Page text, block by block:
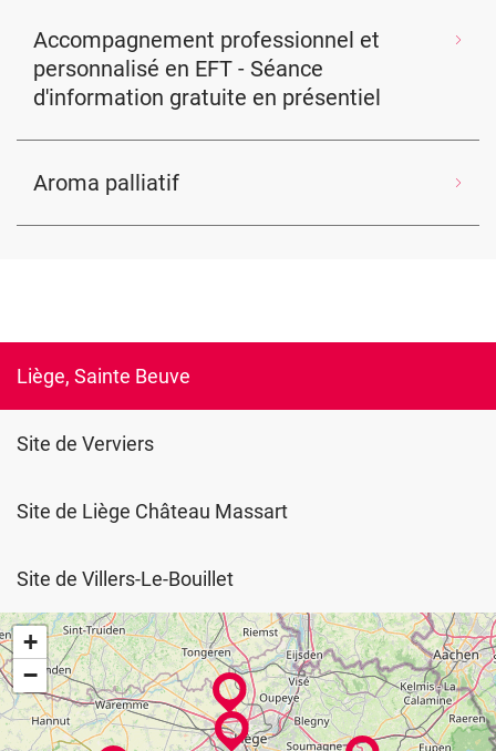
Accompagnement professionnel et
personnalisé en EFT - Séance
d'information gratuite en présentiel
Aroma palliatif
+
−
Liège, Sainte Beuve
Site de Verviers
Site de Liège Château Massart
Site de Villers-Le-Bouillet